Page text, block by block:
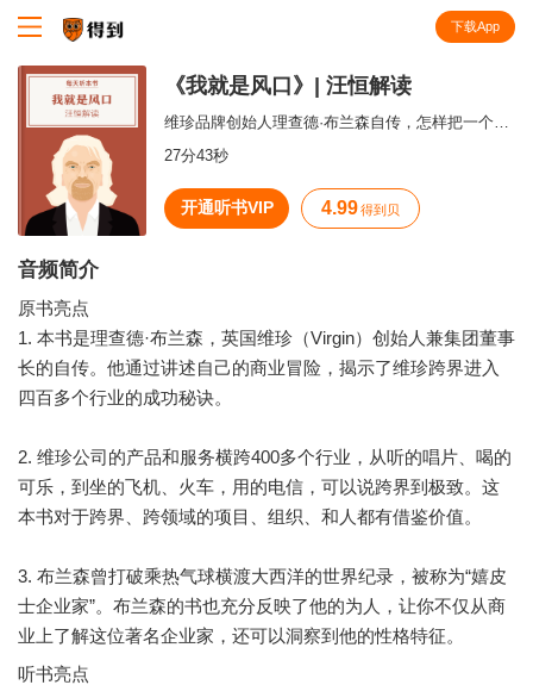
下载App
《我就是风口》| 汪恒解读
维珍品牌创始人理查德·布兰森自传，怎样把一个品牌做到400个行业。
27分43秒
开通听书VIP 4.99 得到贝
音频简介
原书亮点
1. 本书是理查德·布兰森，英国维珍（Virgin）创始人兼集团董事
长的自传。他通过讲述自己的商业冒险，揭示了维珍跨界进入
四百多个行业的成功秘诀。
2. 维珍公司的产品和服务横跨400多个行业，从听的唱片、喝的
可乐，到坐的飞机、火车，用的电信，可以说跨界到极致。这
本书对于跨界、跨领域的项目、组织、和人都有借鉴价值。
3. 布兰森曾打破乘热气球横渡大西洋的世界纪录，被称为“嬉皮
士企业家”。布兰森的书也充分反映了他的为人，让你不仅从商
听书亮点